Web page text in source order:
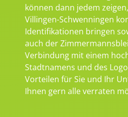
können dann jedem
Villingen-Schwenningen
Identifikationen bringen
auch der
Verbindung mit einem
Stadtnamens und des
Vorteilen für Sie und Ihr
Ihnen gern alle verraten